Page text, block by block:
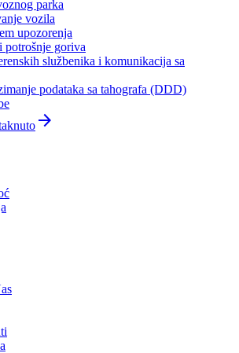
parka
vozila
upozorenja
potrošnje goriva
službenika i komunikacija sa
podataka sa tahografa (DDD)
arrow_forward